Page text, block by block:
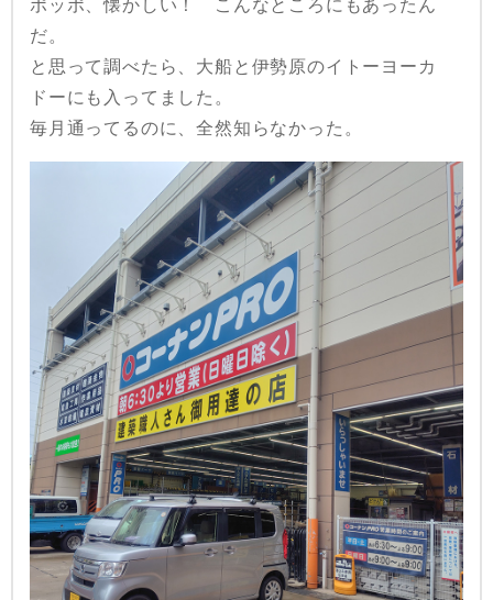
ポッポ、懐かしい！ こんなところにもあったん
だ。
と思って調べたら、大船と伊勢原のイトーヨーカ
ドーにも入ってました。
毎月通ってるのに、全然知らなかった。